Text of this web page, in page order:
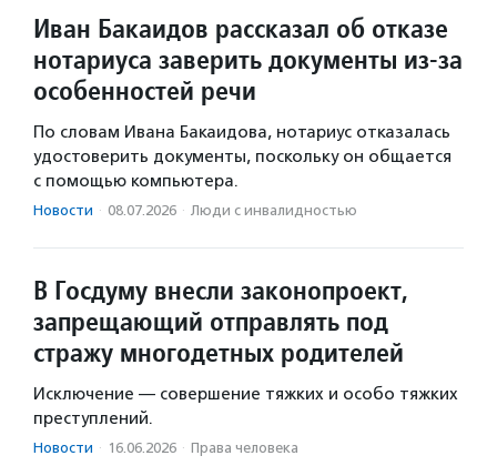
Иван Бакаидов рассказал об отказе
нотариуса заверить документы из-за
особенностей речи
По словам Ивана Бакаидова, нотариус отказалась
удостоверить документы, поскольку он общается
с помощью компьютера.
Новости · 08.07.2026 · Люди с инвалидностью
В Госдуму внесли законопроект,
запрещающий отправлять под
стражу многодетных родителей
Исключение — совершение тяжких и особо тяжких
преступлений.
Новости · 16.06.2026 · Права человека